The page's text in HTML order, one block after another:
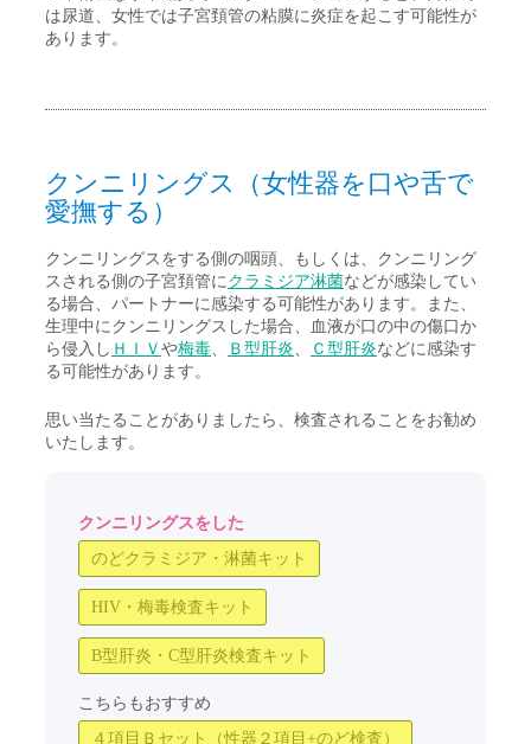
は尿道、女性では子宮頚管の粘膜に炎症を起こす可能性が
あります。
クンニリングス（女性器を口や舌で
愛撫する）
クンニリングスをする側の咽頭、もしくは、クンニリング
スされる側の子宮頚管にクラミジア淋菌などが感染してい
る場合、パートナーに感染する可能性があります。また、
生理中にクンニリングスした場合、血液が口の中の傷口か
ら侵入し ＨＩＶ や梅毒、 Ｂ型肝炎、 Ｃ型肝炎などに感染す
る可能性があります。
思い当たることがありましたら、検査されることをお勧め
いたします。
クンニリングスをした
のどクラミジア・淋菌キット
HIV・梅毒検査キット
B型肝炎・C型肝炎検査キット
こちらもおすすめ
４項目Ｂセット（性器２項目+のど検査）